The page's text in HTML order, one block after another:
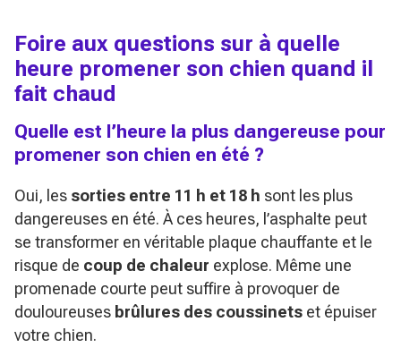
Foire aux questions sur à quelle
heure promener son chien quand il
fait chaud
Quelle est l’heure la plus dangereuse pour
promener son chien en été ?
Oui, les sorties entre 11 h et 18 h sont les plus
dangereuses en été. À ces heures, l’asphalte peut
se transformer en véritable plaque chauffante et le
risque de coup de chaleur explose. Même une
promenade courte peut suffire à provoquer de
douloureuses brûlures des coussinets et épuiser
votre chien.